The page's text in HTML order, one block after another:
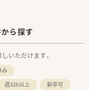
ら探す
いただけます。
み
週32h以上
新卒可